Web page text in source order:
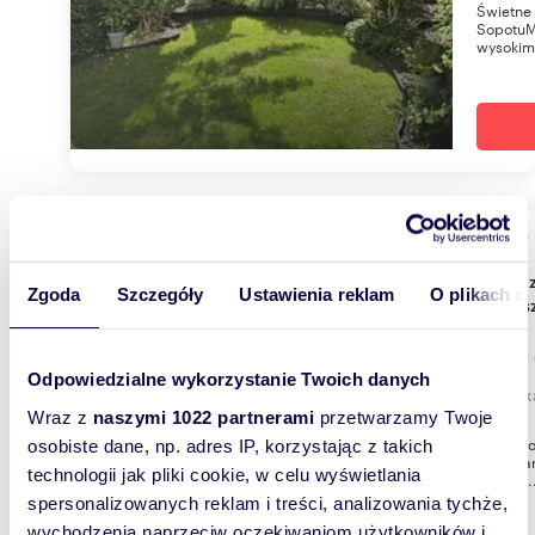
Zgoda Szczegóły Ustawienia reklam O plikach
Odpowiedzialne wykorzystanie Twoich danych
Wraz z naszymi 1022 partnerami przetwarzamy Twoje
osobiste dane, np. adres IP, korzystając z takich
technologii jak pliki cookie, w celu wyświetlania
spersonalizowanych reklam i treści, analizowania tychże,
77 2
1
Dolny